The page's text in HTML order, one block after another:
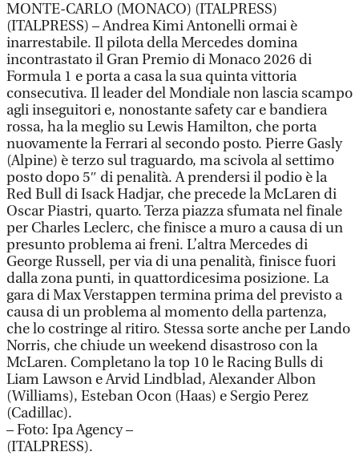
MONTE-CARLO (MONACO) (ITALPRESS)
(ITALPRESS) – Andrea Kimi Antonelli ormai è
inarrestabile. Il pilota della Mercedes domina
incontrastato il Gran Premio di Monaco 2026 di
Formula 1 e porta a casa la sua quinta vittoria
consecutiva. Il leader del Mondiale non lascia scampo
agli inseguitori e, nonostante safety car e bandiera
rossa, ha la meglio su Lewis Hamilton, che porta
nuovamente la Ferrari al secondo posto. Pierre Gasly
(Alpine) è terzo sul traguardo, ma scivola al settimo
posto dopo 5″ di penalità. A prendersi il podio è la
Red Bull di Isack Hadjar, che precede la McLaren di
Oscar Piastri, quarto. Terza piazza sfumata nel finale
per Charles Leclerc, che finisce a muro a causa di un
presunto problema ai freni. L’altra Mercedes di
George Russell, per via di una penalità, finisce fuori
dalla zona punti, in quattordicesima posizione. La
gara di Max Verstappen termina prima del previsto a
causa di un problema al momento della partenza,
che lo costringe al ritiro. Stessa sorte anche per Lando
Norris, che chiude un weekend disastroso con la
McLaren. Completano la top 10 le Racing Bulls di
Liam Lawson e Arvid Lindblad, Alexander Albon
(Williams), Esteban Ocon (Haas) e Sergio Perez
(Cadillac).
– Foto: Ipa Agency –
(ITALPRESS).